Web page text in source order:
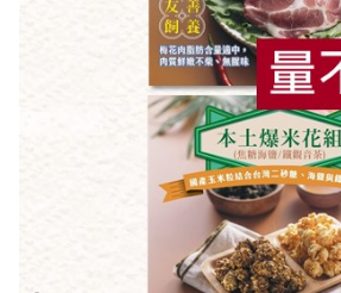
惜食 RPET 食譜